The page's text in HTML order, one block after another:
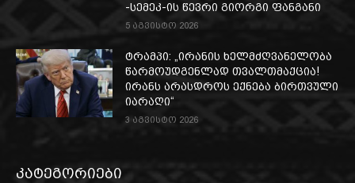
-სემეკ-ის წევრი გიორგი ფანგანი
5 აგვისტო 2026
ტრამპი: „ირანის ხელმძღვანელობა
წარმოუდგენლად თვალთმაქცია!
ირანს არასდროს ექნება ბირთვული
იარაღი“
3 აგვისტო 2026
კატეგორიები